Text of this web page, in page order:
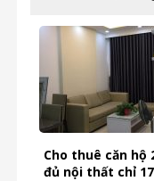
Cho thuê căn hộ
đủ nội thất chỉ